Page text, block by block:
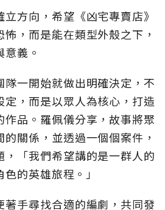
方向，希望《凶宅專賣店》
，而是能在類型外殼之下，
義。
一開始就做出明確決定，不
，而是以眾人為核心，打造
品。羅佩儀分享，故事將聚
關係，並透過一個個案件，
「我們希望講的是一群人的
的英雄旅程。」
著手尋找合適的編劇，共同發